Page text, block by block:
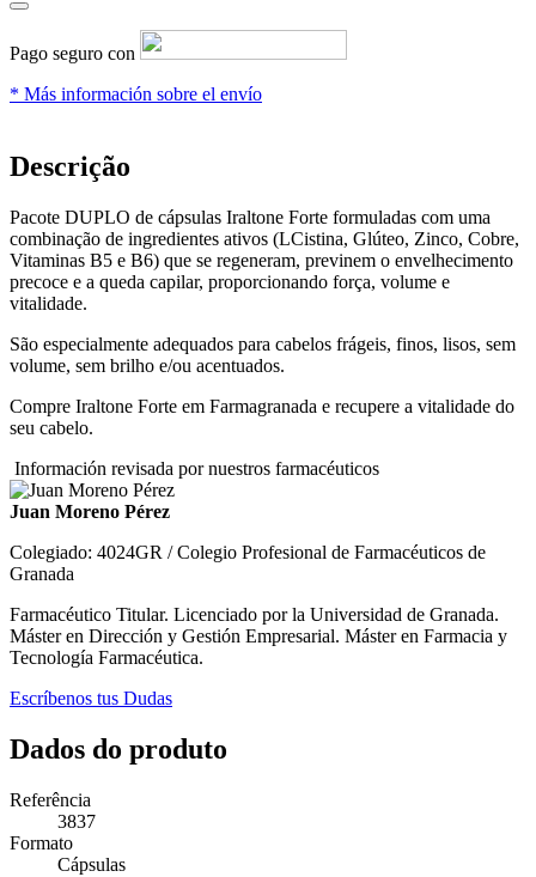
Pago seguro con
* Más información sobre el envío
Descrição
Pacote DUPLO de cápsulas Iraltone Forte formuladas com uma
combinação de ingredientes ativos (LCistina, Glúteo, Zinco, Cobre,
Vitaminas B5 e B6) que se regeneram, previnem o envelhecimento
precoce e a queda capilar, proporcionando força, volume e
vitalidade.
São especialmente adequados para cabelos frágeis, finos, lisos, sem
volume, sem brilho e/ou acentuados.
Compre Iraltone Forte em Farmagranada e recupere a vitalidade do
seu cabelo.
Información revisada por nuestros farmacéuticos
Juan Moreno Pérez
Colegiado: 4024GR / Colegio Profesional de Farmacéuticos de
Granada
Farmacéutico Titular. Licenciado por la Universidad de Granada.
Máster en Dirección y Gestión Empresarial. Máster en Farmacia y
Tecnología Farmacéutica.
Escríbenos tus Dudas
Dados do produto
Referência
3837
Formato
Cápsulas